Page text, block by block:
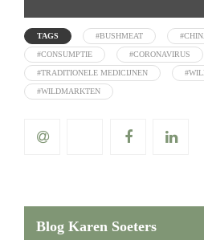
TAGS #BUSHMEAT
#CONSUMPTIE #CORONAVIRUS
#TRADITIONELE MEDICIJNEN
#WILDMARKTEN
Blog Karen Soeters